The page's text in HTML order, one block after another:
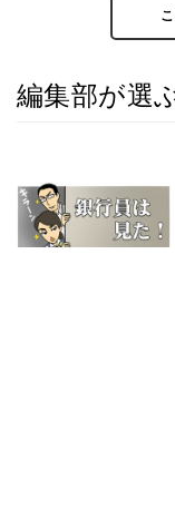
編集部が選